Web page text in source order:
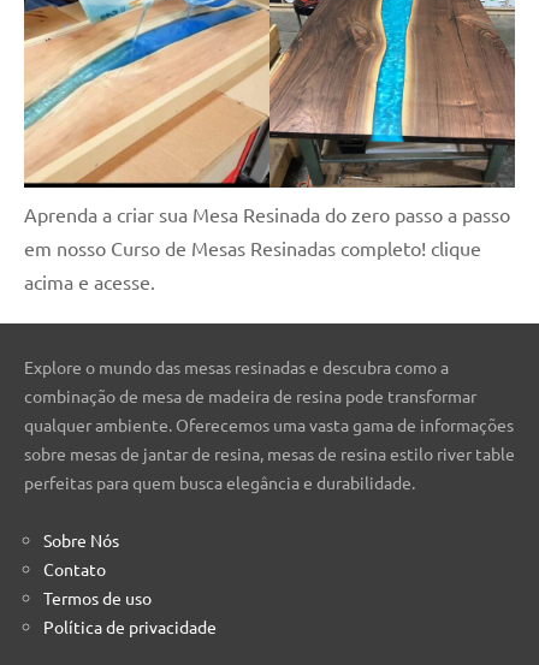
Aprenda a criar sua Mesa Resinada do zero passo a passo
em nosso Curso de Mesas Resinadas completo! clique
acima e acesse.
Explore o mundo das mesas resinadas e descubra como a
combinação de mesa de madeira de resina pode transformar
qualquer ambiente. Oferecemos uma vasta gama de informações
sobre mesas de jantar de resina, mesas de resina estilo river table
perfeitas para quem busca elegância e durabilidade.
Sobre Nós
Contato
Termos de uso
Política de privacidade